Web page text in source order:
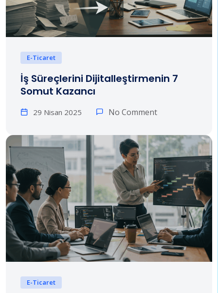
E-Ticaret
İş Süreçlerini Dijitalleştirmenin 7
Somut Kazancı
29 Nisan 2025 No Comment
E-Ticaret